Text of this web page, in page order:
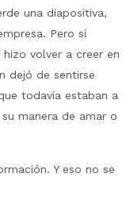
una diapositiva,
Pero sí
volver a creer en
dejó de sentirse
todavía estaban a
manera de amar o
Y eso no se